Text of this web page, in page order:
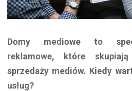
Domy mediowe to
reklamowe, które
sprzedaży mediów. Kiedy
usług?